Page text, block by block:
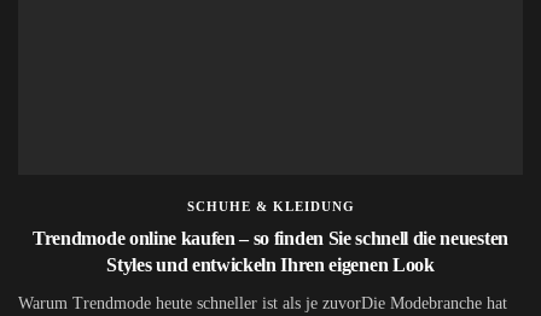
SCHUHE & KLEIDUNG
Trendmode online kaufen – so finden Sie schnell die neuesten
Styles und entwickeln Ihren eigenen Look
Warum Trendmode heute schneller ist als je zuvorDie Modebranche hat